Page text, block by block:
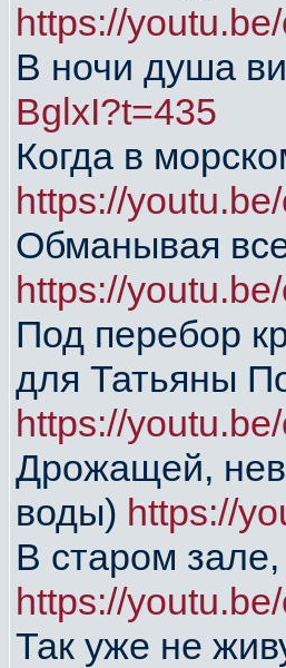
https://
В ночи душа
BglxI?t=435
Когда в
https://
Обманывая
https://
Под перебор
для Татьяны
https://
Дрожащей,
воды) https://
В старом
https://
Так уже не